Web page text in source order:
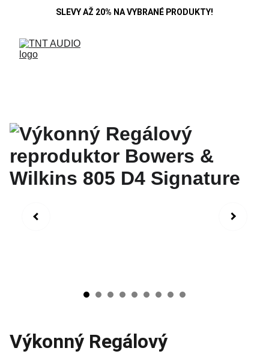
SLEVY AŽ 20% NA VYBRANÉ PRODUKTY!
Výkonný Regálový